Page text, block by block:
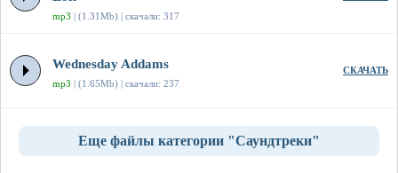
mp3 | (1.31Mb) | скачали: 317
Wednesday Addams
mp3 | (1.65Mb) | скачали: 237
СКАЧАТЬ
Еще файлы категории "Саундтреки"